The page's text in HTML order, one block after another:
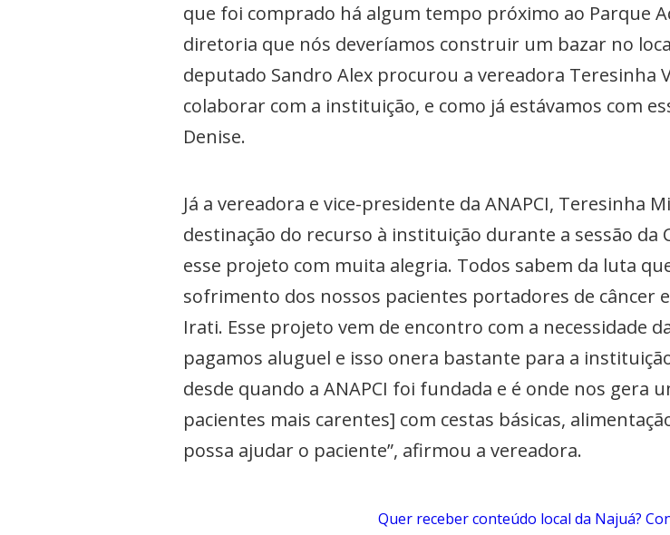
que foi comprado há algum tempo próximo ao Parque
diretoria que nós deveríamos construir um bazar no
deputado Sandro Alex procurou a vereadora Teresinha
colaborar com a instituição, e como já estávamos com
Denise.
Já a vereadora e vice-presidente da ANAPCI, Teresinha
destinação do recurso à instituição durante a sessão da
esse projeto com muita alegria. Todos sabem da luta
sofrimento dos nossos pacientes portadores de câncer
Irati. Esse projeto vem de encontro com a necessidade
pagamos aluguel e isso onera bastante para a
desde quando a ANAPCI foi fundada e é onde nos gera
pacientes mais carentes] com cestas básicas,
possa ajudar o paciente”, afirmou a vereadora.
Quer receber conteúdo local da Najuá?